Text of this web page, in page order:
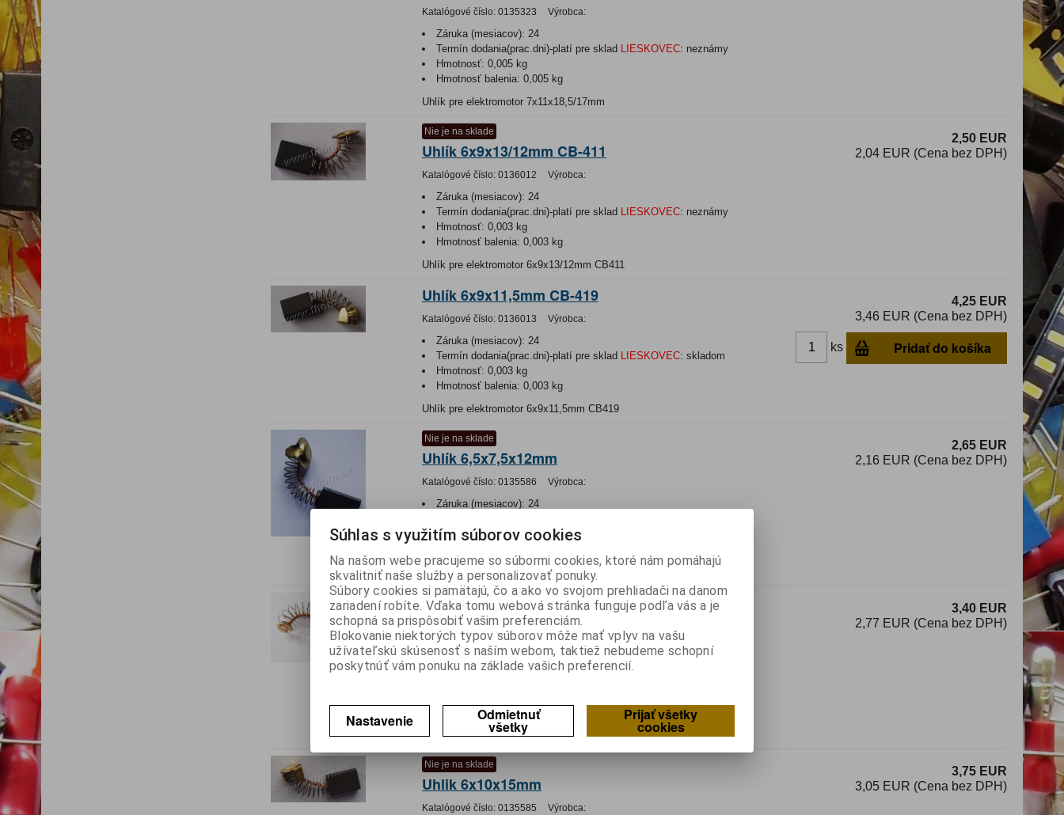
Katalógové číslo: 0135323 Výrobca:
Záruka (mesiacov): 24
Termín dodania(prac.dni)-platí pre sklad LIESKOVEC: neznámy
Hmotnosť: 0,005 kg
Hmotnosť balenia: 0,005 kg
Uhlík pre elektromotor 7x11x18,5/17mm
Nie je na sklade
Uhlík 6x9x13/12mm CB-411
Katalógové číslo: 0136012 Výrobca:
Záruka (mesiacov): 24
Termín dodania(prac.dni)-platí pre sklad LIESKOVEC: neznámy
Hmotnosť: 0,003 kg
Hmotnosť balenia: 0,003 kg
Uhlík pre elektromotor 6x9x13/12mm CB411
2,50 EUR
2,04 EUR (Cena bez DPH)
Uhlík 6x9x11,5mm CB-419
Katalógové číslo: 0136013 Výrobca:
Záruka (mesiacov): 24
Termín dodania(prac.dni)-platí pre sklad LIESKOVEC: skladom
Hmotnosť: 0,003 kg
Hmotnosť balenia: 0,003 kg
Uhlík pre elektromotor 6x9x11,5mm CB419
4,25 EUR
3,46 EUR (Cena bez DPH)
ks Pridať do košíka
Nie je na sklade
Uhlík 6,5x7,5x12mm
Katalógové číslo: 0135586 Výrobca:
Záruka (mesiacov): 24
Hmotnosť:0,002 kg
Uhlík pre elektromotor 6,5x9,5x12mm ASWO kód: D709483
2,65 EUR
2,16 EUR (Cena bez DPH)
Nie je na sklade
Uhlik 5x8x16/15,3mm
Katalógové číslo:0135588 Výrobca:
Záruka (mesiacov): 24
Hmotnosť balenia:0,005 kg
Uhlík pre elektromotor 5x8x16/15,3mm ASWO kód: D709445
3,40 EUR
2,77 EUR (Cena bez DPH)
Nie je na sklade
Uhlik 6x10x15mm
Katalógové číslo: 0135585 Výrobca:
3,75 EUR
3,05 EUR (Cena bez DPH)
Súhlas s využitím súborov cookies
Na našom webe pracujeme so súbormi cookies, ktoré nám pomáhajú
skvalitniť naše služby a personalizovať ponuky.
Súbory cookies si pamätajú, čo a ako vo svojom prehliadači na danom
zariadení robíte. Vďaka tomu webová stránka funguje podľa vás a je
schopná sa prispôsobiť vašim preferenciám.
Blokovanie niektorých typov súborov môže mať vplyv na vašu
užívateľskú skúsenosť s naším webom, taktiež nebudeme schopní
poskytnúť vám ponuku na základe vašich preferencií.
Nastavenie Odmietnuť
všetky
Prijať všetky
cookies